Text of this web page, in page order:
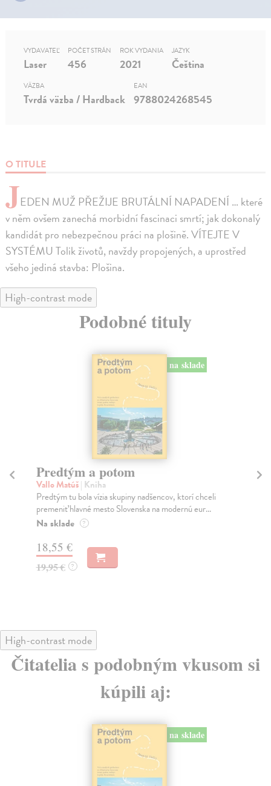
O TITULE
JEDEN MUŽ PŘEŽIJE BRUTÁLNÍ NAPADENÍ … které
v něm ovšem zanechá morbidní fascinaci smrtí; jak dokonalý
kandidát pro nebezpečnou práci na plošině. VÍTEJTE V
SYSTÉMU Tolik životů, navždy propojených, a uprostřed
všeho jediná stavba: Plošina.
VYDAVATEĽ
Laser
POČET STRÁN
456
ROK VYDANIA
2021
JAZYK
Čeština
VÄZBA
Tvrdá väzba / Hardback
EAN
9788024268545
High-contrast mode
Podobné tituly
na sklade
Predtým a potom
Vallo Matúš| Kniha
Predtým tu bola vízia skupiny nadšencov, ktorí chceli
premeniť hlavné mesto Slovenska na modernú eur...
Na sklade ?
18,55 €
19,95 € ?
High-contrast mode
Čitatelia s podobným vkusom si
kúpili aj: